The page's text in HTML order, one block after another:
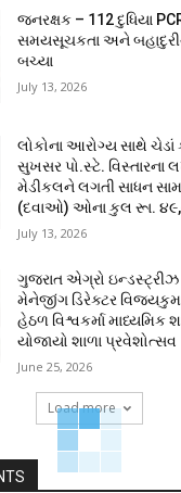
જનરક્ષક – 112 દુધિયા
સમયસૂચકતા અને
બચ્યા
July 13, 2026
લોકોના આરોગ્ય સાથે
સુખસર પો.સ્ટે. વિસ્તારના
મેડીકલને લગતી સાધન
(દવાઓ) ઓના કુલ રૂા.
July 13, 2026
ગુજરાત એગ્રો ઇન્ડસ્ટ્રીઝ
મેનેજીંગ ડિરેક્ટર
હેઠળ વિશ્વકર્મા માધ્યમિક
યોજાયો શાળા પ્રવેશોત્સવ
June 25, 2026
Load more